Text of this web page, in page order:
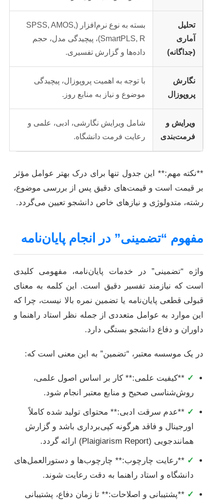
تحلیل
آماری
(جداگانه)
بسته به نوع نرم‌افزار (SPSS, AMOS,
SmartPLS, R)، پیچیدگی مدل، حجم
داده‌ها و گزارش تفسیری.
نگارش
پروپوزال
با توجه به اهمیت پروپوزال، پیچیدگی
موضوع و نیاز به منابع روز.
ویرایش و
فرمت‌بندی
شامل ویرایش نگارشی، ادبی، علمی و
رعایت فرمت دانشگاه.
**نکته مهم:** این جدول تنها برای درک بهتر عوامل مؤثر
بر قیمت است و قیمت‌های دقیق پس از بررسی موضوع،
رشته، متدولوژی و نیازهای خاص دانشجو تعیین می‌گردد.
مفهوم “تضمینی” در انجام پایان‌نامه
واژه “تضمینی” در خدمات پایان‌نامه، مفهومی کلیدی
است که نیازمند تفسیر دقیق است. این کلمه به معنای
قبولی قطعی پایان‌نامه یا تضمین نمره بالا نیست، چرا که
این موارد به عوامل متعددی از جمله نظر استاد راهنما و
داوران و دفاع دانشجو بستگی دارد.
در یک موسسه معتبر، “تضمین” به این معنی است که:
✓ **کیفیت علمی:** کار بر اساس اصول علمی،
روش‌شناسی صحیح و منابع معتبر انجام شود.
✓ **عدم سرقت ادبی:** محتوای تولید شده کاملاً
اورجینال و فاقد هرگونه کپی‌برداری باشد و گزارش
همانندجویی (Plaigiarism Report) ارائه گردد.
✓ **رعایت چارچوب:** چارچوب‌ها و دستورالعمل‌های
دانشگاه و استاد راهنما به دقت رعایت شوند.
✓ **پشتیبانی و اصلاحات:** تا زمان دفاع، پشتیبانی